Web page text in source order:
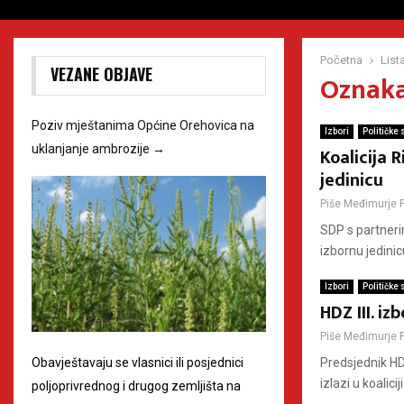
Početna
Izbori Političke
Koalicija
jedinicu
Piše Međimurje
SDP s
izbornu
Izbori Političke
HDZ III.
Piše Međimurje
Predsjednik
izlazi u koaliciji
VEZANE OBJAVE
Poziv mještanima Općine Orehovica na
uklanjanje ambrozije →
Obavještavaju se vlasnici ili posjednici
poljoprivrednog i drugog zemljišta na